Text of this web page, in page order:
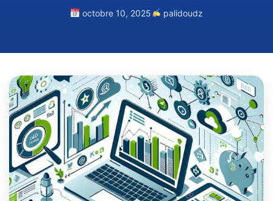
octobre 10, 2025 palidoudz